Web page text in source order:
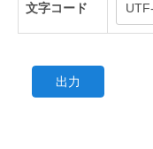
文字コード